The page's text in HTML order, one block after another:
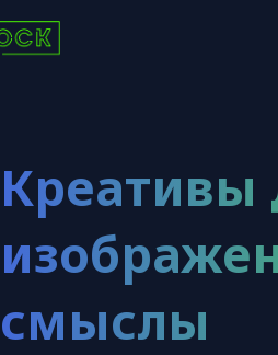
Креативы
смыслы